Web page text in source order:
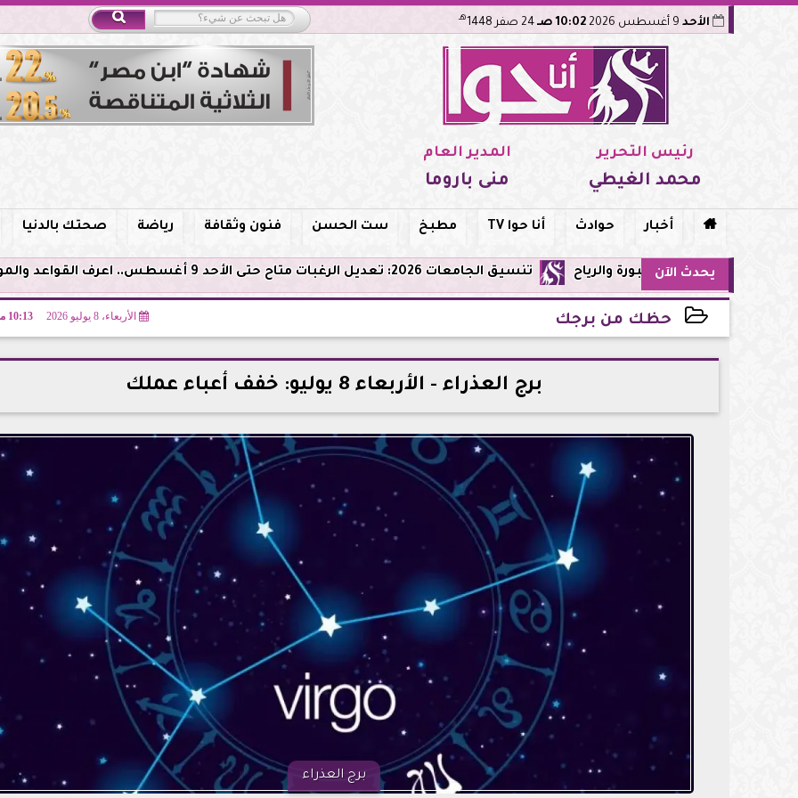
الأحد 10:02 صـ هـ
رئيس التحرير
محمد الغيطي
المدير العام
منى باروما
 أخبار حوادث أنا حوا TV مطبخ ست الحسن فنون وثقافة رياضة صحتك بالدنيا
يحدث الآن تنسيق الجامعات 2026: تعديل الرغبات متاح حتى الأحد 9 أغسطس.. اعرف القواعد والمواعيد والنصائح قبل غلق التسجيل
حظك من برجك الأربعاء، 8 يوليو 2026 10:13 مـ
2026-07-08 22:13:11
برج العذراء - الأربعاء 8 يوليو: خفف أعباء عملك
برج العذراء